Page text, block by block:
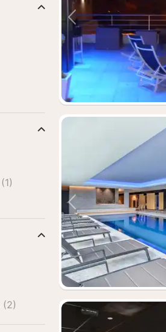
Vorheriges Bild
Vorheriges Bild
(1)
(2)